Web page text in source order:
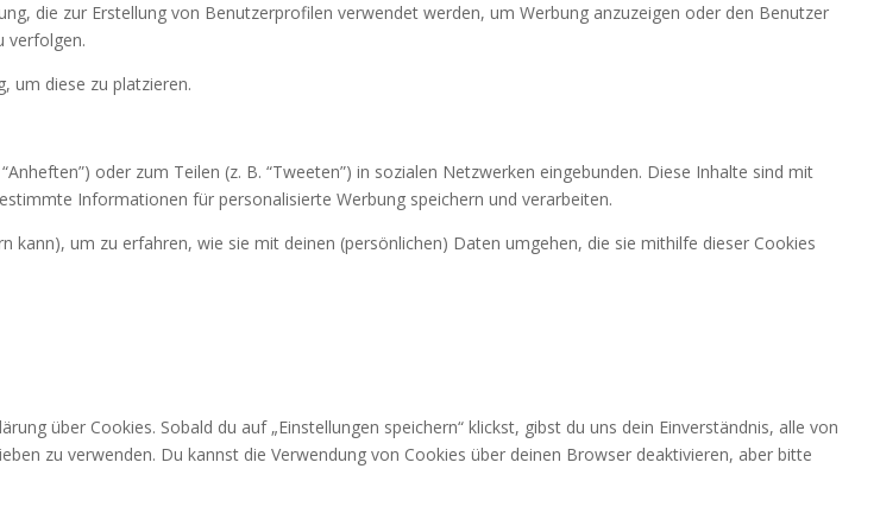
die zur Erstellung von Benutzerprofilen verwendet werden, um Werbung anzuzeigen oder den Benutzer
verfolgen.
um diese zu platzieren.
oder zum Teilen (z. B. “Tweeten”) in sozialen Netzwerken eingebunden. Diese Inhalte sind mit
Informationen für personalisierte Werbung speichern und verarbeiten.
um zu erfahren, wie sie mit deinen (persönlichen) Daten umgehen, die sie mithilfe dieser Cookies
über Cookies. Sobald du auf „Einstellungen speichern“ klickst, gibst du uns dein Einverständnis, alle von
zu verwenden. Du kannst die Verwendung von Cookies über deinen Browser deaktivieren, aber bitte